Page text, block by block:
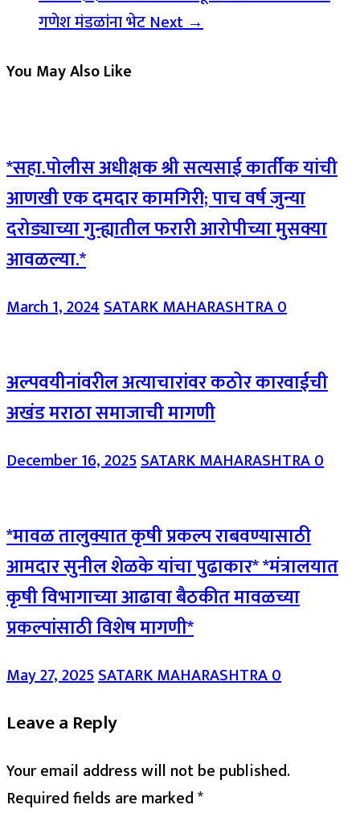
गणेश मंडळांना भेटNext →
You May Also Like
*सहा.पोलीस अधीक्षक श्री सत्यसाई कार्तीक यांची
आणखी एक दमदार कामगिरी; पाच वर्ष जुन्या
दरोड्याच्या गुन्ह्यातील फरारी आरोपीच्या मुसक्या
आवळल्या.*
March 1, 2024SATARK MAHARASHTRA0
अल्पवयीनांवरील अत्याचारांवर कठोर कारवाईची
अखंड मराठा समाजाची मागणी
December 16, 2025SATARK MAHARASHTRA0
*मावळ तालुक्यात कृषी प्रकल्प राबवण्यासाठी
आमदार सुनील शेळके यांचा पुढाकार* *मंत्रालयात
कृषी विभागाच्या आढावा बैठकीत मावळच्या
प्रकल्पांसाठी विशेष मागणी*
May 27, 2025SATARK MAHARASHTRA0
Leave a Reply
Your email address will not be published.
Required fields are marked*